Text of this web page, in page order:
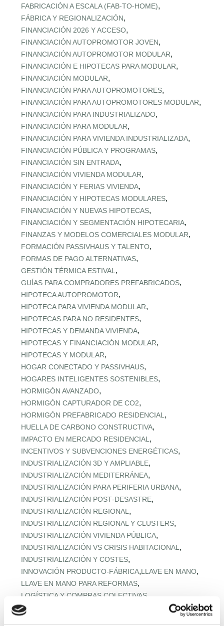
FABRICACIÓN A ESCALA (FAB‑TO‑HOME),
FÁBRICA Y REGIONALIZACIÓN,
FINANCIACIÓN 2026 Y ACCESO,
FINANCIACIÓN AUTOPROMOTOR JOVEN,
FINANCIACIÓN AUTOPROMOTOR MODULAR,
FINANCIACIÓN E HIPOTECAS PARA MODULAR,
FINANCIACIÓN MODULAR,
FINANCIACIÓN PARA AUTOPROMOTORES,
FINANCIACIÓN PARA AUTOPROMOTORES MODULAR,
FINANCIACIÓN PARA INDUSTRIALIZADO,
FINANCIACIÓN PARA MODULAR,
FINANCIACIÓN PARA VIVIENDA INDUSTRIALIZADA,
FINANCIACIÓN PÚBLICA Y PROGRAMAS,
FINANCIACIÓN SIN ENTRADA,
FINANCIACIÓN VIVIENDA MODULAR,
FINANCIACIÓN Y FERIAS VIVIENDA,
FINANCIACIÓN Y HIPOTECAS MODULARES,
FINANCIACIÓN Y NUEVAS HIPOTECAS,
FINANCIACIÓN Y SEGMENTACIÓN HIPOTECARIA,
FINANZAS Y MODELOS COMERCIALES MODULAR,
FORMACIÓN PASSIVHAUS Y TALENTO,
FORMAS DE PAGO ALTERNATIVAS,
GESTIÓN TÉRMICA ESTIVAL ,
GUÍAS PARA COMPRADORES PREFABRICADOS,
HIPOTECA AUTOPROMOTOR,
HIPOTECA PARA VIVIENDA MODULAR,
HIPOTECAS PARA NO RESIDENTES,
HIPOTECAS Y DEMANDA VIVIENDA,
HIPOTECAS Y FINANCIACIÓN MODULAR,
HIPOTECAS Y MODULAR,
HOGAR CONECTADO Y PASSIVHAUS,
HOGARES INTELIGENTES SOSTENIBLES,
HORMIGÓN AVANZADO,
HORMIGÓN CAPTURADOR DE CO2,
HORMIGÓN PREFABRICADO RESIDENCIAL ,
HUELLA DE CARBONO CONSTRUCTIVA,
IMPACTO EN MERCADO RESIDENCIAL ,
INCENTIVOS Y SUBVENCIONES ENERGÉTICAS,
INDUSTRIALIZACIÓN 3D Y AMPLIABLE,
INDUSTRIALIZACIÓN MEDITERRÁNEA,
INDUSTRIALIZACIÓN PARA PERIFERIA URBANA,
INDUSTRIALIZACIÓN POST‑DESASTRE,
INDUSTRIALIZACIÓN REGIONAL ,
INDUSTRIALIZACIÓN REGIONAL Y CLUSTERS,
INDUSTRIALIZACIÓN VIVIENDA PÚBLICA,
INDUSTRIALIZACIÓN VS CRISIS HABITACIONAL ,
INDUSTRIALIZACIÓN Y COSTES,
INNOVACIÓN PRODUCTO-FÁBRICA,LLAVE EN MANO,
LLAVE EN MANO PARA REFORMAS,
LOGÍSTICA Y COMPRAS COLECTIVAS
LOGÍSTICA Y MONTAJE URBANO